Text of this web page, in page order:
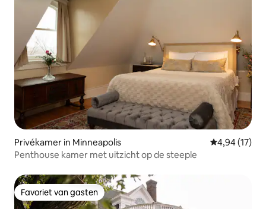
Privékamer in Minneapolis Gemiddelde
4,94 (17)
Penthouse kamer met uitzicht op de steeple
Favoriet van gasten
Favoriet van gasten